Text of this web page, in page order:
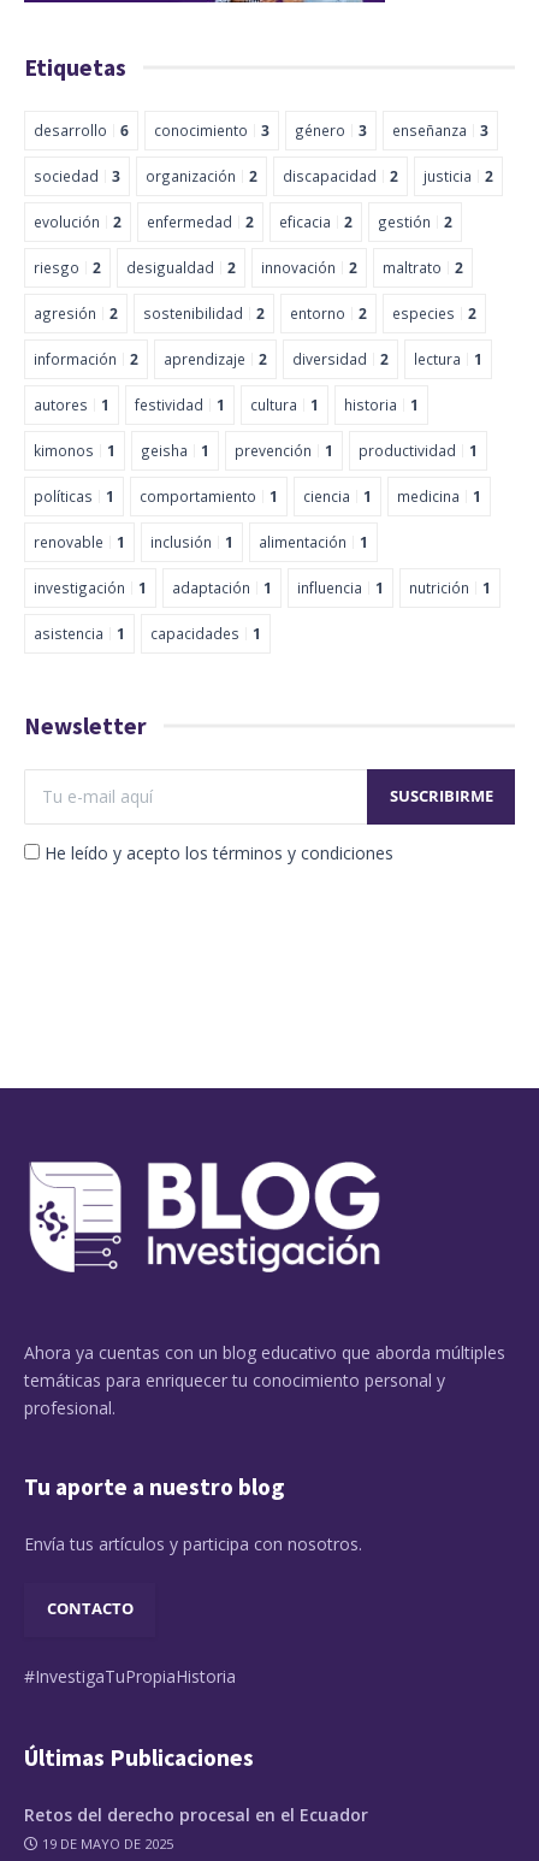
Etiquetas
desarrollo 6 conocimiento 3 género 3 enseñanza 3
sociedad 3 organización 2 discapacidad 2 justicia 2
evolución 2 enfermedad 2 eficacia 2 gestión 2
riesgo 2 desigualdad 2 innovación 2 maltrato 2
agresión 2 sostenibilidad 2 entorno 2 especies 2
información 2 aprendizaje 2 diversidad 2 lectura 1
autores 1 festividad 1 cultura 1 historia 1
kimonos 1 geisha 1 prevención 1 productividad 1
políticas 1 comportamiento 1 ciencia 1 medicina 1
renovable 1 inclusión 1 alimentación 1
investigación 1 adaptación 1 influencia 1 nutrición 1
asistencia 1 capacidades 1
Newsletter
He leído y acepto los términos y condiciones
Ahora ya cuentas con un blog educativo que aborda múltiples
temáticas para enriquecer tu conocimiento personal y
profesional.
Tu aporte a nuestro blog
Envía tus artículos y participa con nosotros.
CONTACTO
#InvestigaTuPropiaHistoria
Últimas Publicaciones
Retos del derecho procesal en el Ecuador
19 DE MAYO DE 2025